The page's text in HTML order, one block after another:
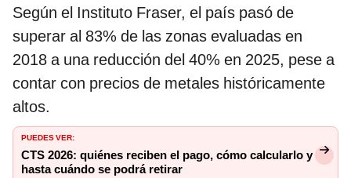
Según el Instituto Fraser, el país pasó de
superar al 83% de las zonas evaluadas en
2018 a una reducción del 40% en 2025, pese a
contar con precios de metales históricamente
altos.
PUEDES VER:
CTS 2026: quiénes reciben el pago, cómo calcularlo y
hasta cuándo se podrá retirar